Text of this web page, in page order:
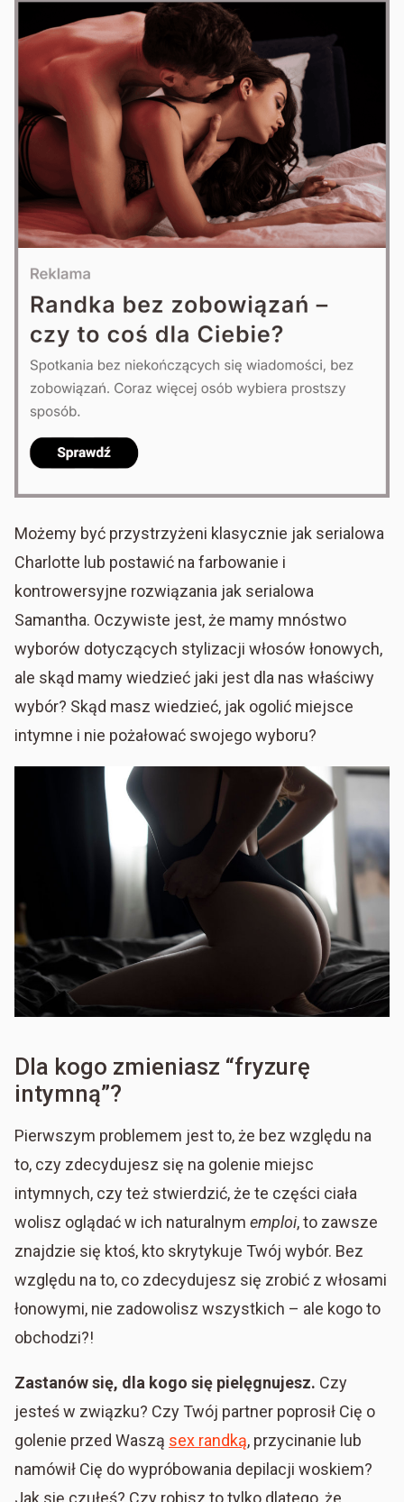
Możemy być przystrzyżeni klasycznie jak serialowa
Charlotte lub postawić na farbowanie i
kontrowersyjne rozwiązania jak serialowa
Samantha. Oczywiste jest, że mamy mnóstwo
wyborów dotyczących stylizacji włosów łonowych,
ale skąd mamy wiedzieć jaki jest dla nas właściwy
wybór? Skąd masz wiedzieć, jak ogolić miejsce
intymne i nie pożałować swojego wyboru?
Dla kogo zmieniasz “fryzurę
intymną”?
Pierwszym problemem jest to, że bez względu na
to, czy zdecydujesz się na golenie miejsc
intymnych, czy też stwierdzić, że te części ciała
wolisz oglądać w ich naturalnym emploi, to zawsze
znajdzie się ktoś, kto skrytykuje Twój wybór. Bez
względu na to, co zdecydujesz się zrobić z włosami
łonowymi, nie zadowolisz wszystkich – ale kogo to
obchodzi?!
Zastanów się, dla kogo się pielęgnujesz. Czy
jesteś w związku? Czy Twój partner poprosił Cię o
golenie przed Waszą sex randką, przycinanie lub
namówił Cię do wypróbowania depilacji woskiem?
Jak się czułeś? Czy robisz to tylko dlatego, że